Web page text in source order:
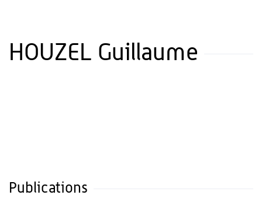
HOUZEL Guillaume
Publications